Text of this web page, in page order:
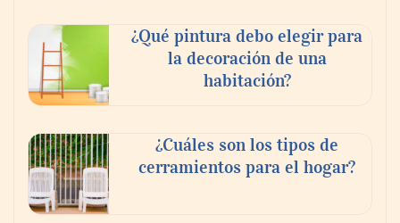
¿Qué pintura debo elegir para
la decoración de una
habitación?
¿Cuáles son los tipos de
cerramientos para el hogar?